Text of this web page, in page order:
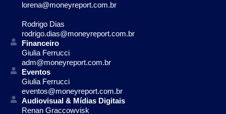
lorena@moneyreport.com.br
Rodrigo Dias
rodrigo.dias@moneyreport.com.br
Financeiro
Giulia Ferrucci
adm@moneyreport.com.br
Eventos
Giulia Ferrucci
eventos@moneyreport.com.br
Audiovisual & Mídias Digitais
Renan Graccowvisk